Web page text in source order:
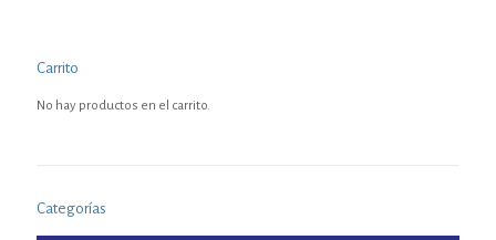
Carrito
No hay productos en el carrito.
Categorías